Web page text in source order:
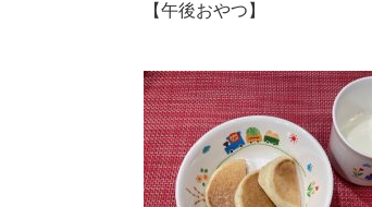
【午後おやつ】